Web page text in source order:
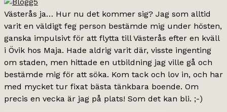
Västerås ja… Hur nu det kommer sig? Jag som alltid
varit en väldigt feg person bestämde mig under hösten,
ganska impulsivt för att flytta till Västerås efter en kväll
i Övik hos Maja. Hade aldrig varit där, visste ingenting
om staden, men hittade en utbildning jag ville gå och
bestämde mig för att söka. Kom tack och lov in, och har
med mycket tur fixat bästa tänkbara boende. Om
precis en vecka är jag på plats! Som det kan bli. ;-)